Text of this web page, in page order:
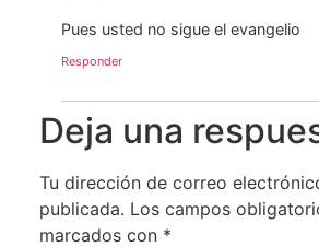
Pues usted no sigue el evangelio
Responder
Deja una
Tu dirección de correo
publicada. Los campos
marcados con *